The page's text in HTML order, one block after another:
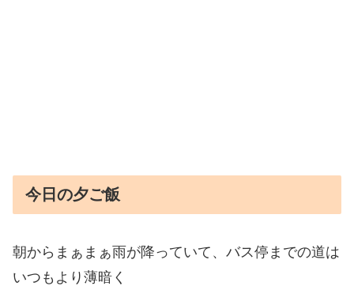
今日の夕ご飯
朝からまぁまぁ雨が降っていて、バス停までの道は
いつもより薄暗く